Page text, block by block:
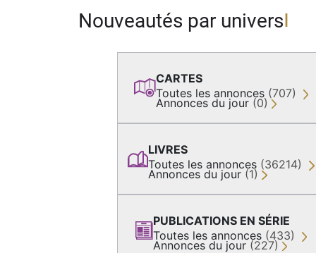
Nouveautés par univers
CARTES
Toutes les annonces (707)
Annonces du jour (0)
LIVRES
Toutes les annonces (36214)
Annonces du jour (1)
PUBLICATIONS EN SÉRIE
Toutes les annonces (433)
Annonces du jour (227)